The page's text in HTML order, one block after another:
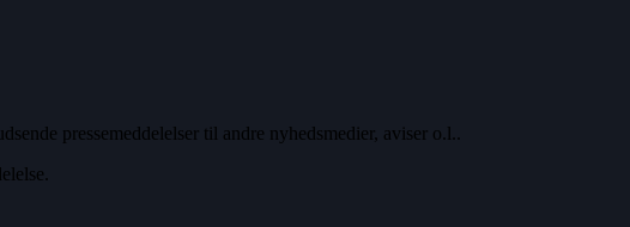
pressemeddelelser til andre nyhedsmedier, aviser o.l..